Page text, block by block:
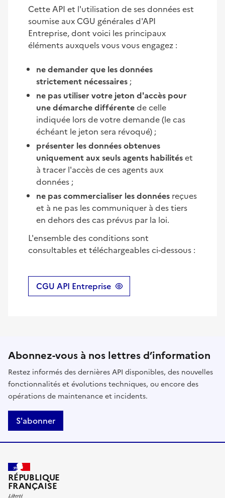
Cette API et l'utilisation de ses données est
soumise aux CGU générales d'API
Entreprise, dont voici les principaux
éléments auxquels vous vous engagez :
ne demander que les données
strictement nécessaires ;
ne pas utiliser votre jeton d'accès pour
une démarche différentede celle
indiquée lors de votre demande (le cas
échéant le jeton sera révoqué) ;
présenter les données obtenues
uniquement aux seuls agents habilitéset
à tracer l'accès de ces agents aux
données ;
ne pas commercialiser les données reçues
et à ne pas les communiquer à des tiers
en dehors des cas prévus par la loi.
L'ensemble des conditions sont
consultables et téléchargeables ci-dessous :
CGU API Entreprise
Abonnez-vous à nos lettres d’information
Restez informés des dernières API disponibles, des nouvelles
fonctionnalités et évolutions techniques, ou encore des
opérations de maintenance et incidents.
S'abonner
RÉPUBLIQUE
FRANÇAISE